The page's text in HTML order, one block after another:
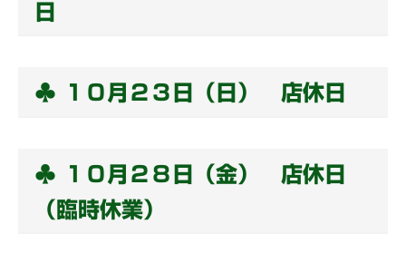
日
♣ １０月２３日（日） 店休日
♣ １０月２８日（金） 店休日
（臨時休業）